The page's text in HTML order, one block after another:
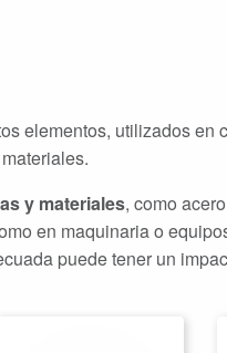
elementos, utilizados
y materiales, como
en maquinaria o
puede tener un